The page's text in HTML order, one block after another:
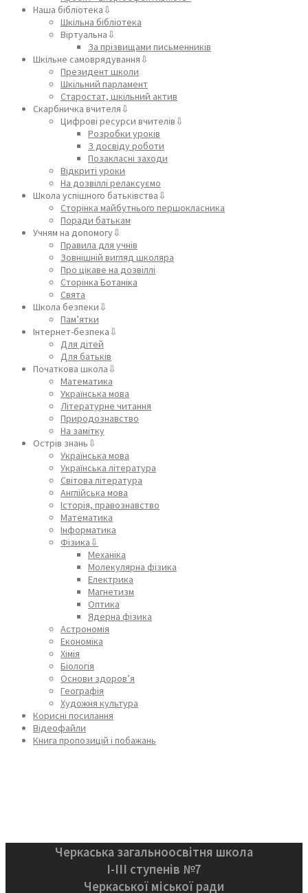
Наша бібліотека⇩
Шкільна бібліотека
Віртуальна⇩
За прізвищами письменників
Шкільне самоврядування⇩
Президент школи
Шкільний парламент
Старостат, шкільний актив
Скарбничка вчителя⇩
Цифрові ресурси вчителів⇩
Розробки уроків
З досвіду роботи
Позакласні заходи
Відкриті уроки
На дозвіллі релаксуємо
Школа успішного батьківства⇩
Сторінка майбутнього першокласника
Поради батькам
Учням на допомогу⇩
Правила для учнів
Зовнішній вигляд школяра
Про цікаве на дозвіллі
Сторінка Ботаніка
Свята
Школа безпеки⇩
Пам’ятки
Інтернет-безпека⇩
Для дітей
Для батьків
Початкова школа⇩
Математика
Українська мова
Літературне читання
Природознавство
На замітку
Острів знань⇩
Українська мова
Українська література
Світова література
Англійська мова
Історія, правознавство
Математика
Інформатика
Фізика⇩
Механіка
Молекулярна фізика
Електрика
Магнетизм
Оптика
Ядерна фізика
Астрономія
Економіка
Хімія
Біологія
Основи здоров’я
Географія
Художня культура
Корисні посилання
Відеофайли
Книга пропозицій і побажань
Черкаська загальноосвітня школа
І-ІІІ ступенів №7
Черкаської міської ради